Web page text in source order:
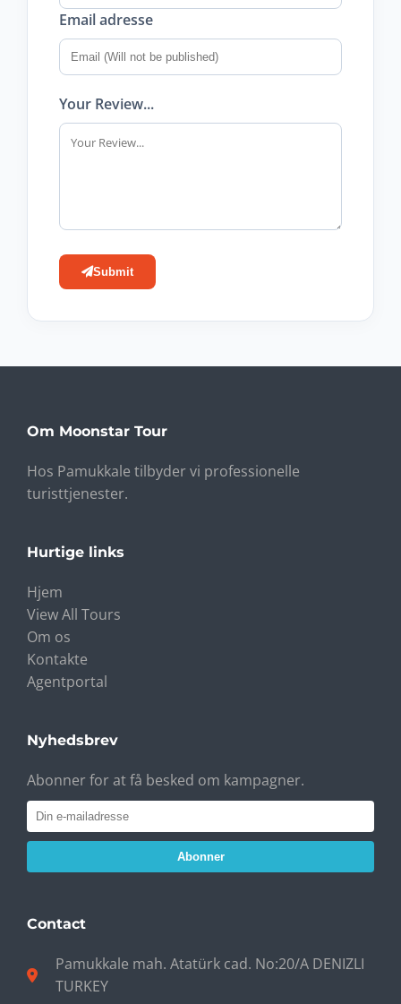
Email adresse
Your Review...
Submit
Om Moonstar Tour
Hos Pamukkale tilbyder vi professionelle
turisttjenester.
Hurtige links
Hjem
View All Tours
Om os
Kontakte
Agentportal
Nyhedsbrev
Abonner for at få besked om kampagner.
Abonner
Contact
Pamukkale mah. Atatürk cad. No:20/A DENIZLI
TURKEY